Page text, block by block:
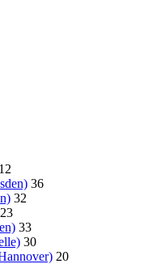
12
36
32
23
33
30
20